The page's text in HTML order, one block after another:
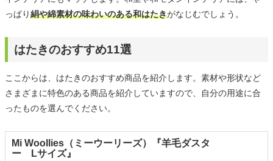
っぱり絹や綿素材の味わいのある和はたきがなじむでしょう。
はたきのおすすめ11選
ここからは、はたきのおすすめ商品を紹介します。素材や形状など
さまざまに特色のある商品を紹介していますので、自分の用途に合
ったものを選んでください。
Mi Woollies（ミーウーリーズ）『羊毛ダスタ
ー Lサイズ』